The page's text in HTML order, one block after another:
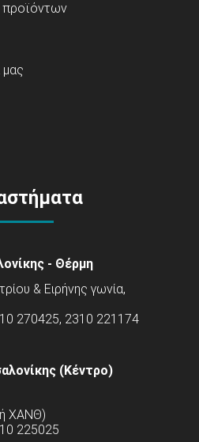
μας
- Θέρμη
& Ειρήνης γωνία,
270425, 2310 221174
(Κέντρο)
ΧΑΝΘ)
225025